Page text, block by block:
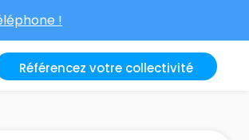
!
Référencez votre collectivité